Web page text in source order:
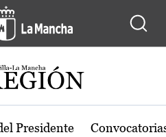
de Castilla-
Presidente